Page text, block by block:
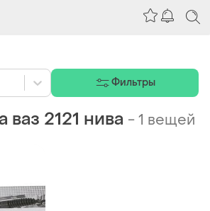
ваз 2121 нива -1 вещей
Фильтры